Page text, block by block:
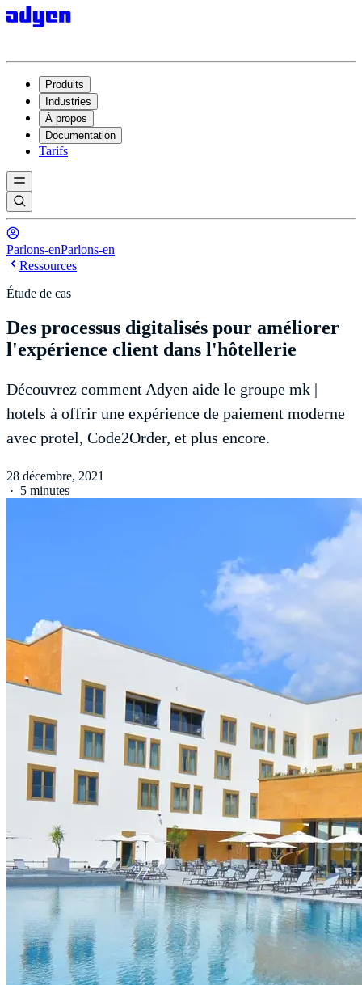
Produits
Industries
À propos
Documentation
Tarifs
Parlons-enParlons-en
Ressources
Étude de cas
Des processus digitalisés pour améliorer
l'expérience client dans l'hôtellerie
Découvrez comment Adyen aide le groupe mk |
hotels à offrir une expérience de paiement moderne
avec protel, Code2Order, et plus encore.
28 décembre, 2021
· 5 minutes